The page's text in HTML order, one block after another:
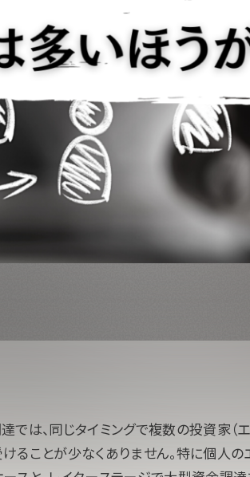
では、同じタイミングで複数の投資家（
ることが少なくありません。特に個人